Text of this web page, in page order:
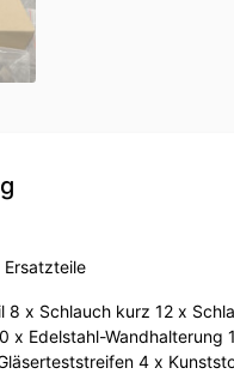
8 x Schlauch kurz 12 x
x Edelstahl-Wandhalterung
4 x